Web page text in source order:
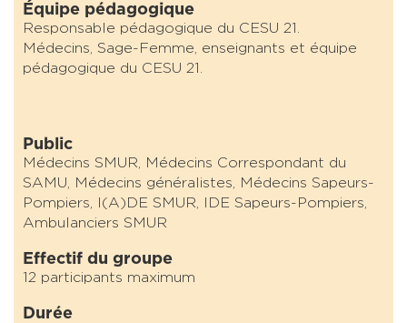
Équipe pédagogique
Responsable pédagogique du CESU 21.
Médecins, Sage-Femme, enseignants et équipe
pédagogique du CESU 21.
Public
Médecins SMUR, Médecins Correspondant du
SAMU, Médecins généralistes, Médecins Sapeurs-
Pompiers, I(A)DE SMUR, IDE Sapeurs-Pompiers,
Ambulanciers SMUR
Effectif du groupe
12 participants maximum
Durée